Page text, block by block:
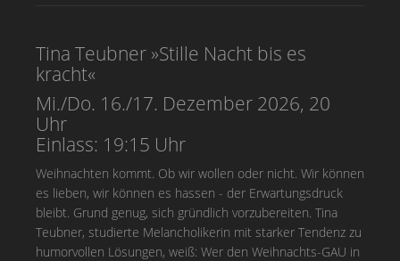
Tina Teubner »Stille Nacht bis es
kracht«
Mi./Do. 16./17. Dezember 2026, 20
Uhr
Einlass: 19:15 Uhr
Weihnachten kommt. Ob wir wollen oder nicht. Wir können
es lieben, wir können es hassen - der Erwartungsdruck
bleibt. Grund genug, sich gründlich vorzubereiten. Tina
Teubner, studierte Melancholikerin mit starker Tendenz zu
humorvollen Lösungen, weiß: Wer den Weihnachts-GAU in